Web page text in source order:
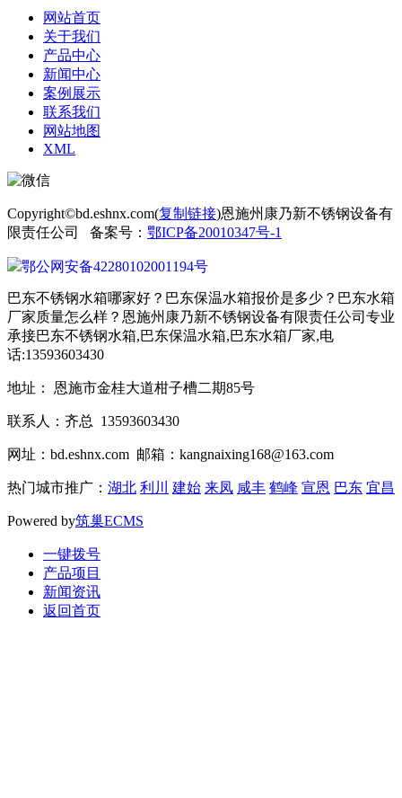
网站首页
关于我们
产品中心
新闻中心
案例展示
联系我们
网站地图
XML
Copyright©bd.eshnx.com(复制链接)恩施州康乃新不锈钢设备有
限责任公司 备案号： 鄂ICP备20010347号-1
鄂公网安备42280102001194号
巴东不锈钢水箱哪家好？巴东保温水箱报价是多少？巴东水箱
厂家质量怎么样？恩施州康乃新不锈钢设备有限责任公司专业
承接巴东不锈钢水箱,巴东保温水箱,巴东水箱厂家,电
话:13593603430
地址： 恩施市金桂大道柑子槽二期85号
联系人：齐总 13593603430
网址：bd.eshnx.com 邮箱：kangnaixing168@163.com
热门城市推广： 湖北 利川 建始 来凤 咸丰 鹤峰 宣恩 巴东 宜昌
Powered by筑巢ECMS
一键拨号
产品项目
新闻资讯
返回首页